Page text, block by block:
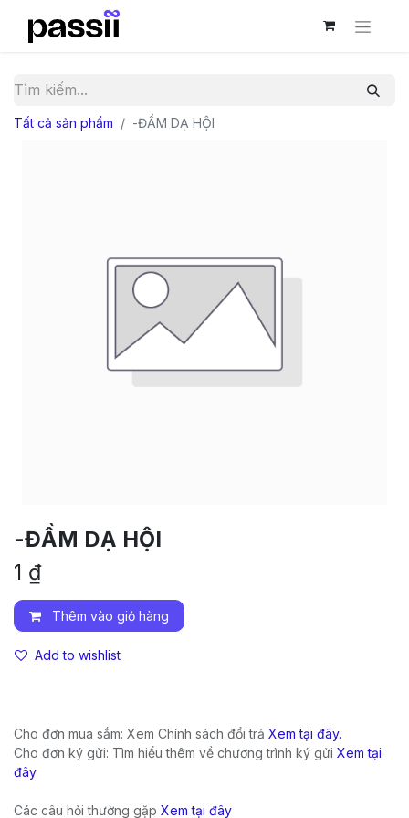
Tất cả sản phẩm -ĐẦM DẠ HỘI
-ĐẦM DẠ HỘI
1 ₫
Thêm vào giỏ hàng
Add to wishlist
Cho đơn mua sắm: Xem Chính sách đổi trả Xem tại đây.
Cho đơn ký gửi: Tìm hiểu thêm về chương trình ký gửi Xem tại
đây
Các câu hỏi thường gặp Xem tại đây